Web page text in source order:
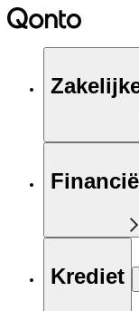
Krediet